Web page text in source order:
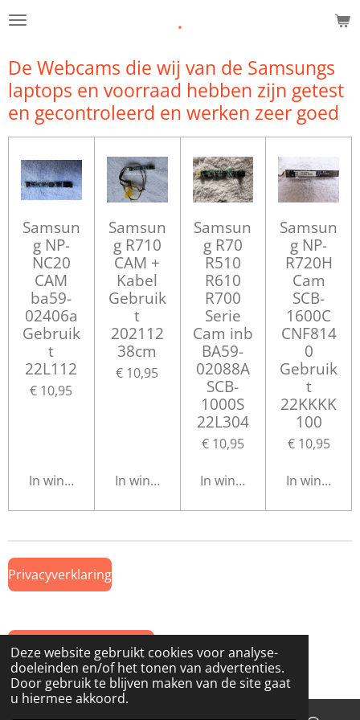
Deze website gebruikt cookies voor analyse-
doeleinden en/of het tonen van advertenties.
Door gebruik te blijven maken van de site gaat
u hiermee akkoord.
Ga
de
hoofdinhoud
.
De Webcams die wij van de Samsungs
laptops en voorraad hebben zijn getest
en gecontroleerd en werken zeer goed
Samsun
g NP-
NC20
CAM
ba59-
02406a
Gebruik
t
22L112
€ 10,95
In winkelwagen
Samsun
g R710
CAM +
Kabel
Gebruik
t
202112
38cm
€ 10,95
In winkelwagen
Samsun
g R70
R510
R610
R700
Serie
Cam inb
BA59-
02088A
SCB-
1000S
22L304
€ 10,95
In winkelwagen
Samsun
g NP-
R720H
Cam
SCB-
1600C
CNF814
0
Gebruik
t
22KKKK
100
€ 10,95
In
Privacyverklaring
Algemene Voorwaarden
© 2019 Onderdeel vanwww.GTWiekens.nl